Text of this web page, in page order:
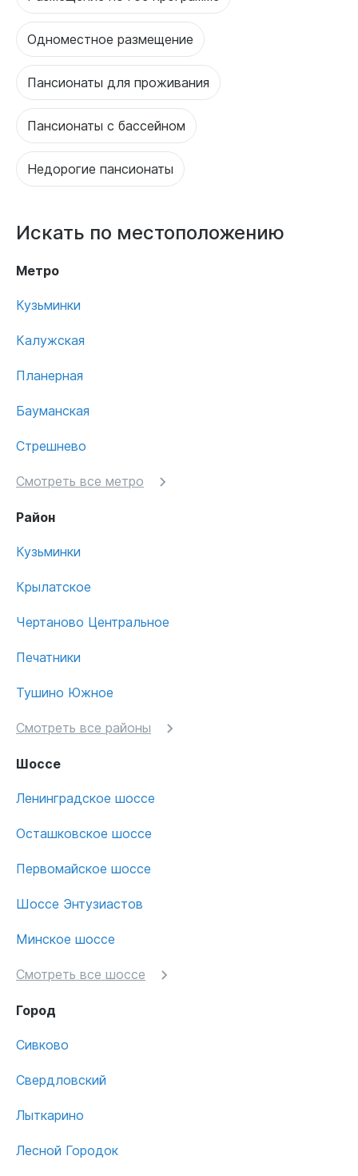
Одноместное размещение
Пансионаты для проживания
Пансионаты с бассейном
Недорогие пансионаты
Искать по местоположению
Метро
Кузьминки
Калужская
Планерная
Бауманская
Стрешнево
Смотреть все метро
Район
Кузьминки
Крылатское
Чертаново Центральное
Печатники
Тушино Южное
Смотреть все районы
Шоссе
Ленинградское шоссе
Осташковское шоссе
Первомайское шоссе
Шоссе Энтузиастов
Минское шоссе
Смотреть все шоссе
Город
Сивково
Свердловский
Лыткарино
Лесной Городок